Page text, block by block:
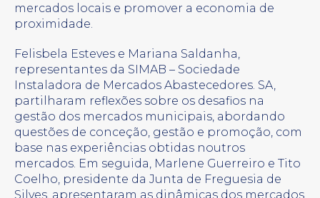
mercados locais e promover a economia de
proximidade.
Felisbela Esteves e Mariana Saldanha,
representantes da SIMAB – Sociedade
Instaladora de Mercados Abastecedores. SA,
partilharam reflexões sobre os desafios na
gestão dos mercados municipais, abordando
questões de conceção, gestão e promoção, com
base nas experiências obtidas noutros
mercados. Em seguida, Marlene Guerreiro e Tito
Coelho, presidente da Junta de Freguesia de
Silves, apresentaram as dinâmicas dos mercados